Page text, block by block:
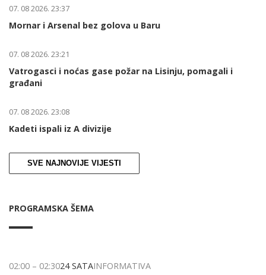
07. 08 2026. 23:37
Mornar i Arsenal bez golova u Baru
07. 08 2026. 23:21
Vatrogasci i noćas gase požar na Lisinju, pomagali i
građani
07. 08 2026. 23:08
Kadeti ispali iz A divizije
SVE NAJNOVIJE VIJESTI
PROGRAMSKA ŠEMA
02:00 – 02:3024 SATAINFORMATIVA